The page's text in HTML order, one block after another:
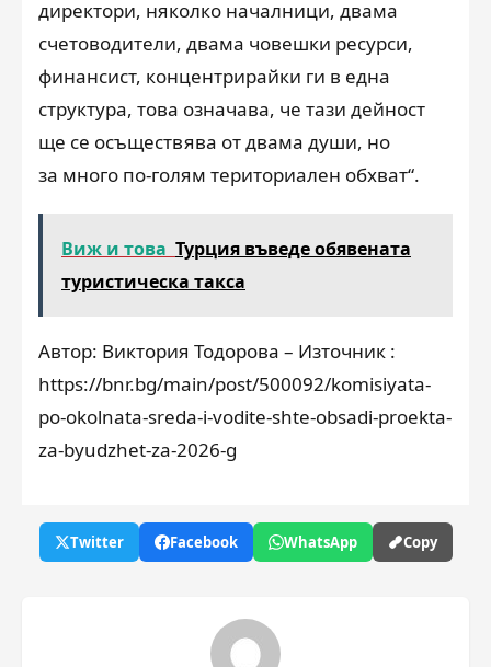
директори, няколко началници, двама
счетоводители, двама човешки ресурси,
финансист, концентрирайки ги в една
структура, това означава, че тази дейност
ще се осъществява от двама души, но
за много по-голям териториален обхват“.
Виж и това Турция въведе обявената
туристическа такса
Автор: Виктория Тодорова – Източник :
https://bnr.bg/main/post/500092/komisiyata-
po-okolnata-sreda-i-vodite-shte-obsadi-proekta-
za-byudzhet-za-2026-g
Twitter Facebook WhatsApp Copy